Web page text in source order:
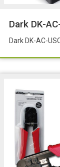
Dark DK-